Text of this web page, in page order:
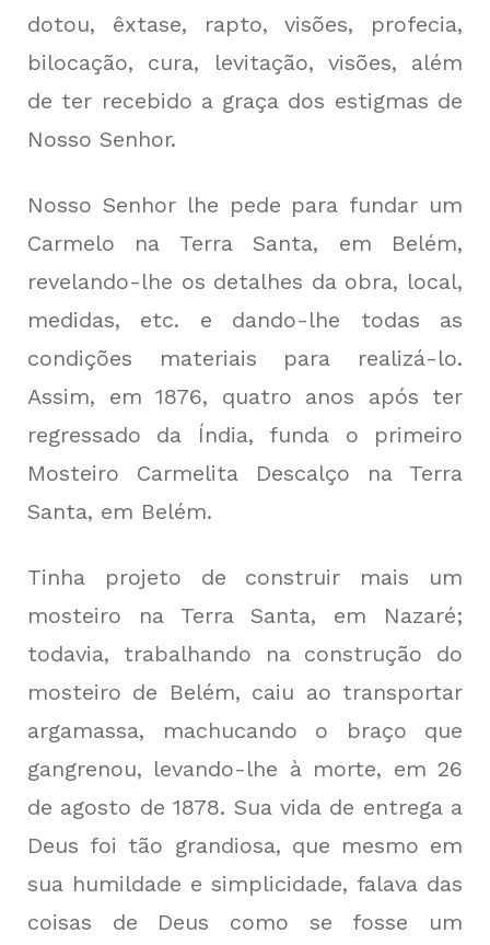
dotou, êxtase, rapto, visões, profecia,
bilocação, cura, levitação, visões, além
de ter recebido a graça dos estigmas de
Nosso Senhor.
Nosso Senhor lhe pede para fundar um
Carmelo na Terra Santa, em Belém,
revelando-lhe os detalhes da obra, local,
medidas, etc. e dando-lhe todas as
condições materiais para realizá-lo.
Assim, em 1876, quatro anos após ter
regressado da Índia, funda o primeiro
Mosteiro Carmelita Descalço na Terra
Santa, em Belém.
Tinha projeto de construir mais um
mosteiro na Terra Santa, em Nazaré;
todavia, trabalhando na construção do
mosteiro de Belém, caiu ao transportar
argamassa, machucando o braço que
gangrenou, levando-lhe à morte, em 26
de agosto de 1878. Sua vida de entrega a
Deus foi tão grandiosa, que mesmo em
sua humildade e simplicidade, falava das
coisas de Deus como se fosse um